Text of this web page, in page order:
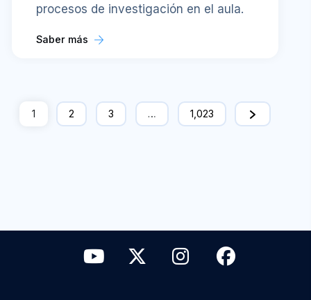
procesos de investigación en el aula.
Saber más
1 2 3 … 1,023